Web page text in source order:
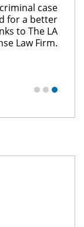
case
for a better
to The LA
Law Firm.